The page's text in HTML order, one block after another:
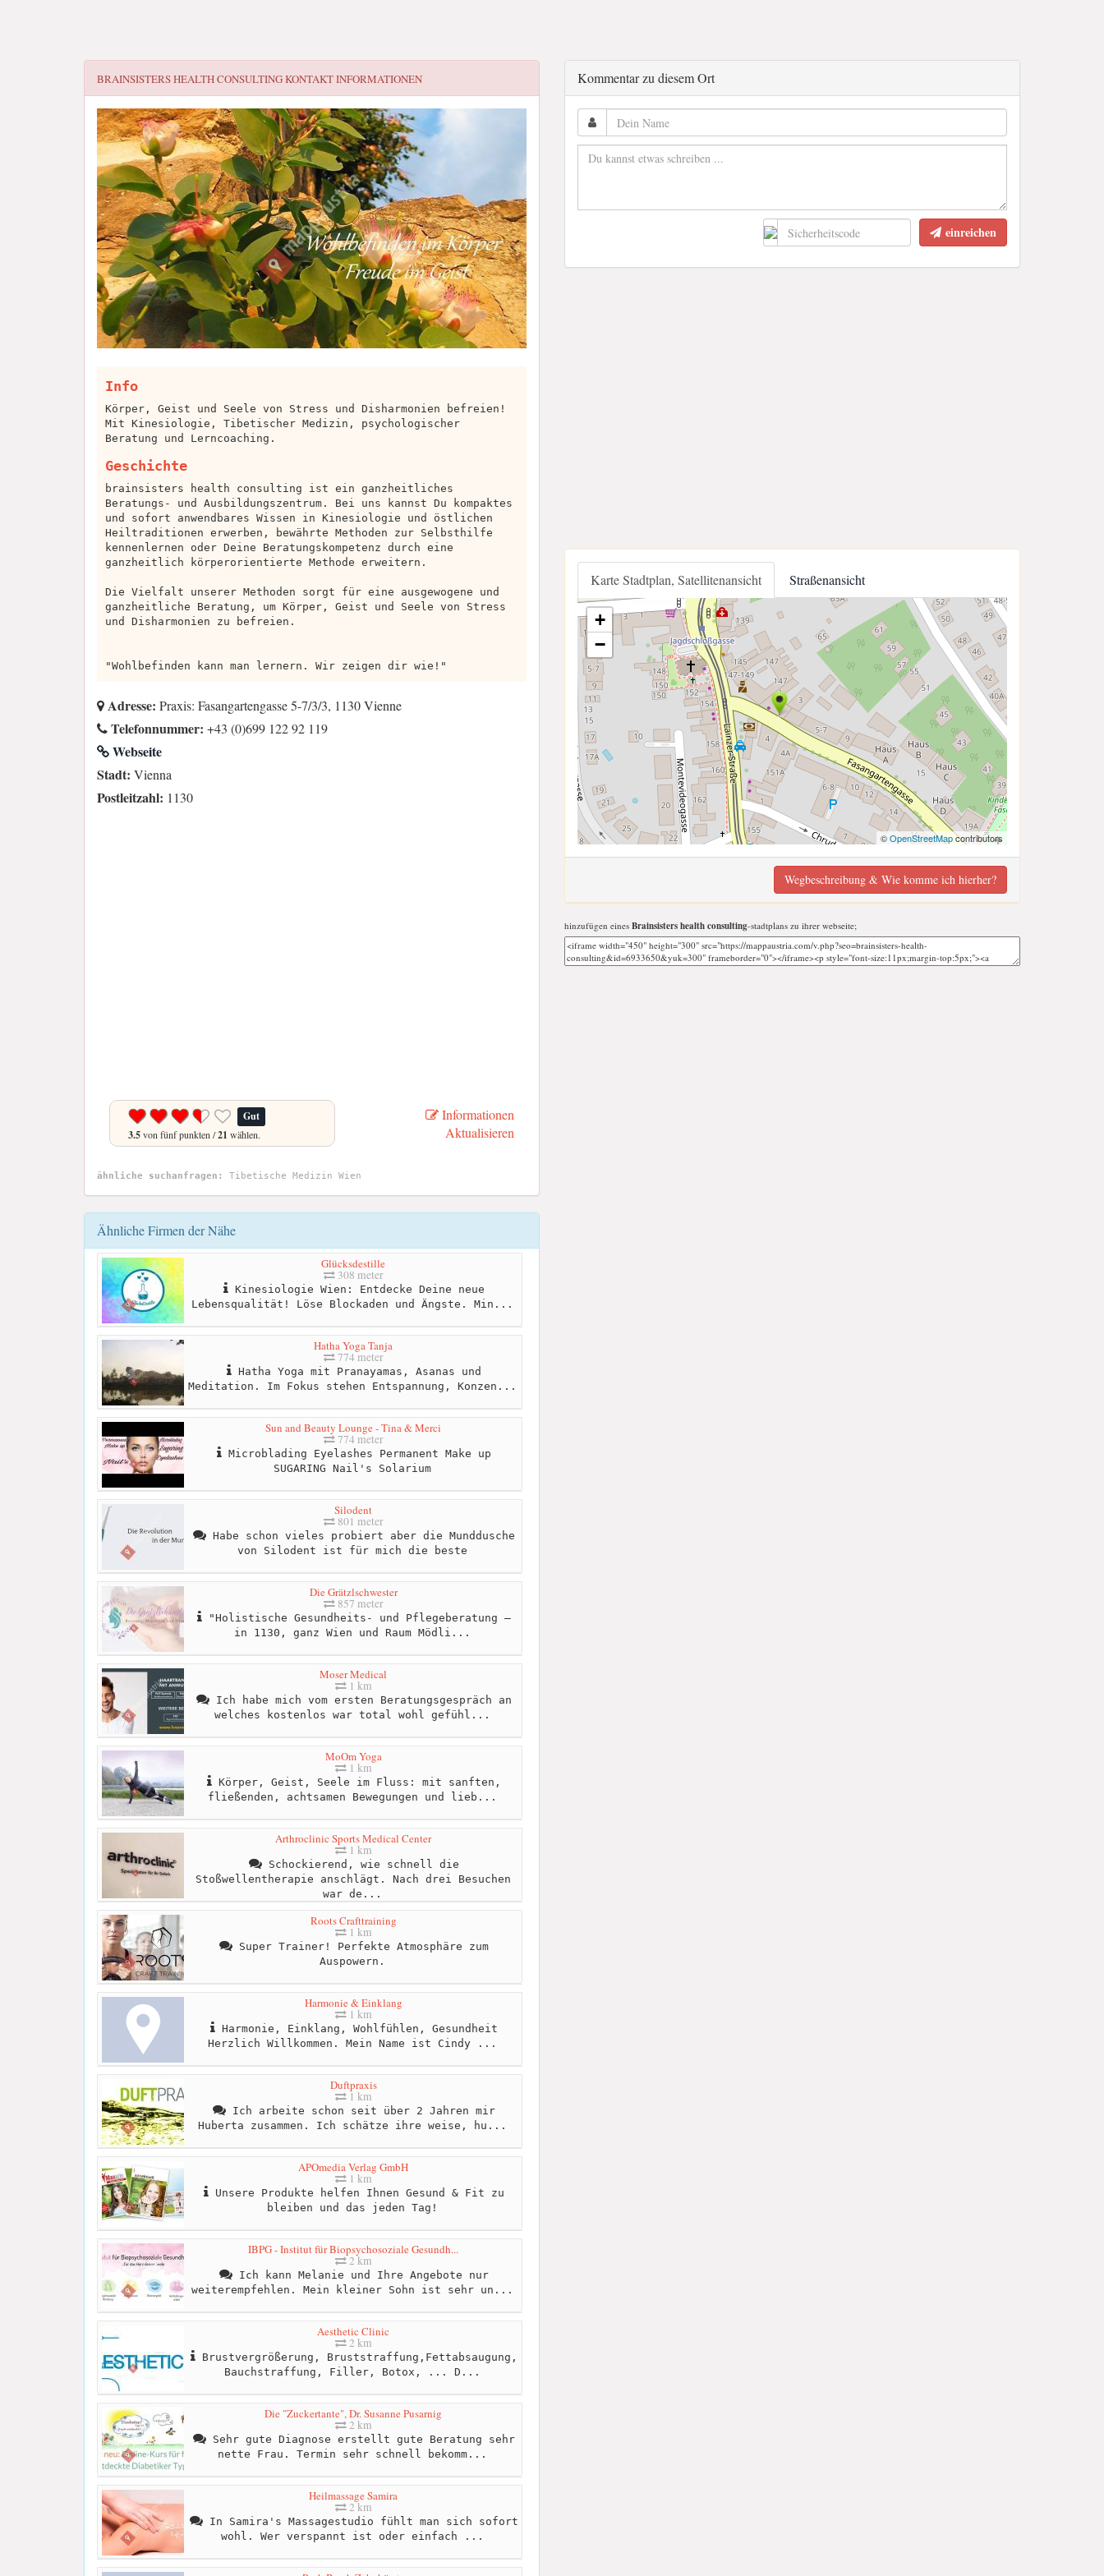
BRAINSISTERS HEALTH CONSULTINGKONTAKT INFORMATIONEN
Info
Körper, Geist und Seele von Stress und Disharmonien befreien!
Mit Kinesiologie, Tibetischer Medizin, psychologischer
Beratung und Lerncoaching.
Geschichte
brainsisters health consulting ist ein ganzheitliches
Beratungs- und Ausbildungszentrum. Bei uns kannst Du kompaktes
und sofort anwendbares Wissen in Kinesiologie und östlichen
Heiltraditionen erwerben, bewährte Methoden zur Selbsthilfe
kennenlernen oder Deine Beratungskompetenz durch eine
ganzheitlich körperorientierte Methode erweitern.
Die Vielfalt unserer Methoden sorgt für eine ausgewogene und
ganzheitliche Beratung, um Körper, Geist und Seele von Stress
und Disharmonien zu befreien.
"Wohlbefinden kann man lernern. Wir zeigen dir wie!"
Adresse: Praxis: Fasangartengasse 5-7/3/3, 1130 Vienne
Telefonnummer: +43 (0)699 122 92 119
Webseite
Stadt: Vienna
Postleitzahl: 1130
Gut
3.5von fünf punkten /21 wählen.
Informationen
Aktualisieren
ähnliche suchanfragen: Tibetische Medizin Wien
Ähnliche Firmen der Nähe
Glücksdestille
308 meter
Kinesiologie Wien: Entdecke Deine neue
Lebensqualität! Löse Blockaden und Ängste. Min...
Hatha Yoga Tanja
774 meter
Hatha Yoga mit Pranayamas, Asanas und
Meditation. Im Fokus stehen Entspannung, Konzen...
Sun and Beauty Lounge - Tina & Merci
774 meter
Microblading Eyelashes Permanent Make up
SUGARING Nail's Solarium
Silodent
801 meter
Habe schon vieles probiert aber die Munddusche
von Silodent ist für mich die beste
Die Grätzlschwester
857 meter
"Holistische Gesundheits- und Pflegeberatung –
in 1130, ganz Wien und Raum Mödli...
Moser Medical
1 km
Ich habe mich vom ersten Beratungsgespräch an
welches kostenlos war total wohl gefühl...
MoOm Yoga
1 km
Körper, Geist, Seele im Fluss: mit sanften,
fließenden, achtsamen Bewegungen und lieb...
Arthroclinic Sports Medical Center
1 km
Schockierend, wie schnell die
Stoßwellentherapie anschlägt. Nach drei Besuchen
war de...
Roots Crafttraining
1 km
Super Trainer! Perfekte Atmosphäre zum
Auspowern.
Harmonie & Einklang
1 km
Harmonie, Einklang, Wohlfühlen, Gesundheit
Herzlich Willkommen. Mein Name ist Cindy ...
Duftpraxis
1 km
Ich arbeite schon seit über 2 Jahren mir
Huberta zusammen. Ich schätze ihre weise, hu...
APOmedia Verlag GmbH
1 km
Unsere Produkte helfen Ihnen Gesund & Fit zu
bleiben und das jeden Tag!
IBPG - Institut für Biopsychosoziale Gesundh...
2 km
Ich kann Melanie und Ihre Angebote nur
weiterempfehlen. Mein kleiner Sohn ist sehr un...
Aesthetic Clinic
2 km
Brustvergrößerung, Bruststraffung,Fettabsaugung,
Bauchstraffung, Filler, Botox, ... D...
Die "Zuckertante", Dr. Susanne Pusarnig
2 km
Sehr gute Diagnose erstellt gute Beratung sehr
nette Frau. Termin sehr schnell bekomm...
Heilmassage Samira
2 km
In Samira's Massagestudio fühlt man sich sofort
wohl. Wer verspannt ist oder einfach ...
Kommentar zu diesem Ort
einreichen
Karte Stadtplan, Satellitenansicht Straßenansicht
+
−
©OpenStreetMapcontributors
Wegbeschreibung & Wie komme ich hierher?
hinzufügen eines Brainsisters health consulting-stadtplans zu ihrer webseite;